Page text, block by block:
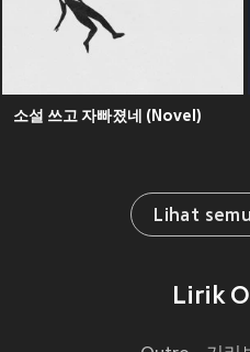
소설 쓰고 자빠졌네 (Novel)
Lihat
Lirik